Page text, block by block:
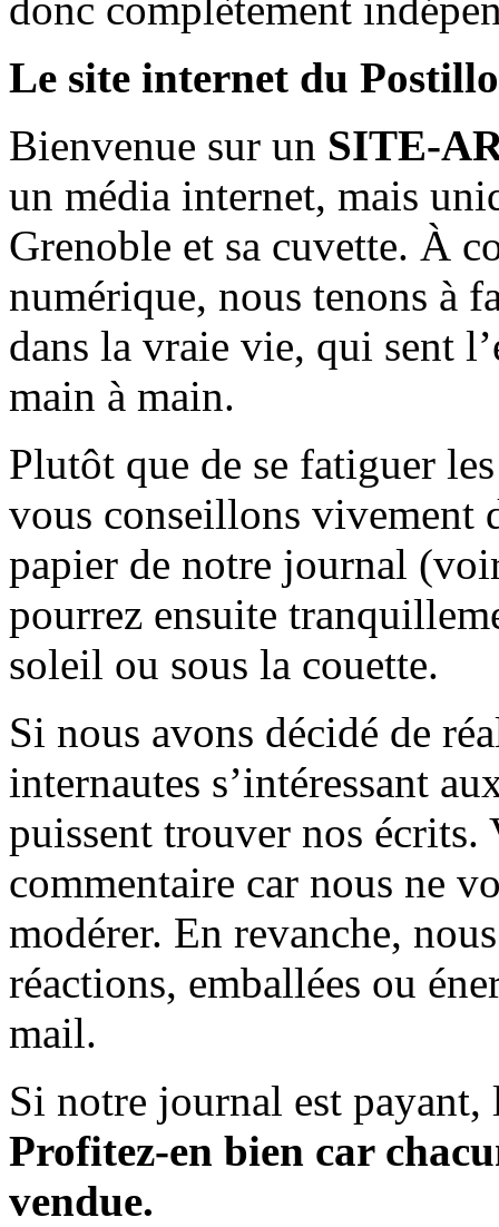
donc complètement
Le site internet du
Bienvenue sur un SITE-
un média internet, mais
Grenoble et sa cuvette. À
numérique, nous tenons à
dans la vraie vie, qui sent
main à main.
Plutôt que de se fatiguer
vous conseillons vivement
papier de notre journal
pourrez ensuite
soleil ou sous la couette.
Si nous avons décidé de
internautes s’intéressant
puissent trouver nos écrits.
commentaire car nous ne
modérer. En revanche,
réactions, emballées ou
mail.
Si notre journal est payant,
Profitez-en bien car
vendue.